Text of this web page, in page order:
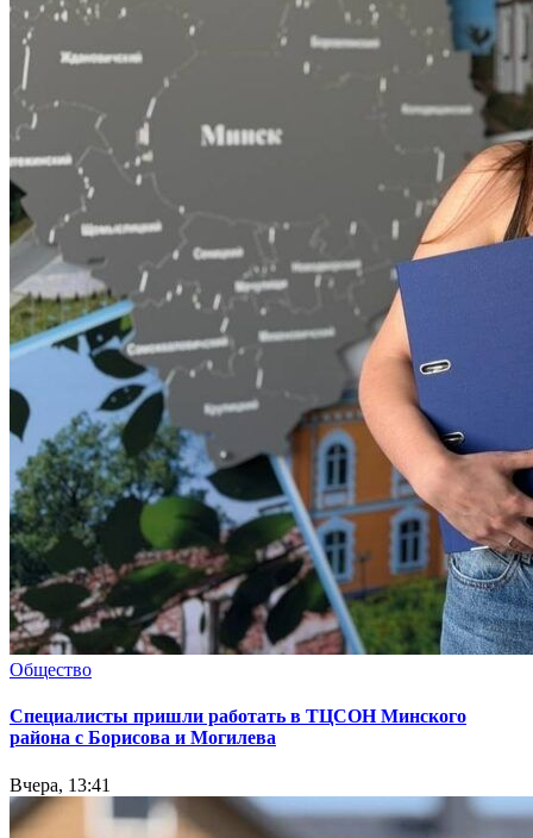
Общество
Специалисты пришли работать в ТЦСОН Минского
района с Борисова и Могилева
Вчера, 13:41